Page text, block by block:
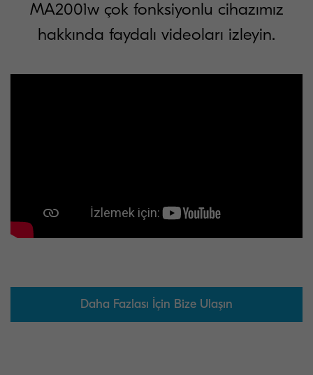
MA2001w çok fonksiyonlu cihazımız
hakkında faydalı videoları izleyin.
Daha Fazlası İçin Bize Ulaşın